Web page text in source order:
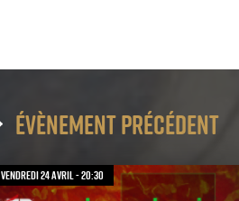
évènement précédent
vendredi 24 avril - 20:30